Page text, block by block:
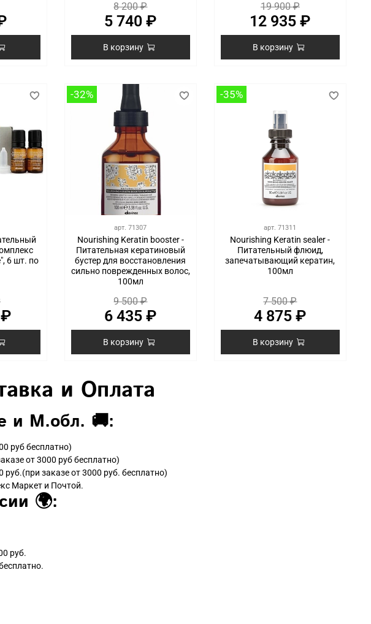
8 200 ₽
5 740 ₽
В корзину
19 900 ₽
12 935 ₽
В корзину
6 шт. по
-32%
арт.71307
Nourishing Keratin booster -
Питательная кератиновый
бустер для восстановления
сильно поврежденных волос,
100мл
9 500 ₽
6 435 ₽
В корзину
-35%
арт.71311
Nourishing Keratin sealer -
Питательный флюид,
запечатывающий кератин,
100мл
7 500 ₽
4 875 ₽
В корзину
и Оплата
и М.обл. 🚚:
руб бесплатно)
от 3000 руб бесплатно)
заказе от 3000 руб. бесплатно)
Маркет и Почтой.
🌍:
руб.